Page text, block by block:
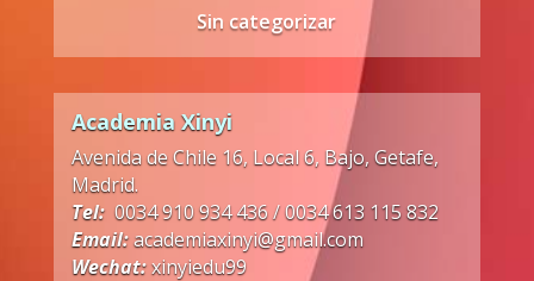
Sin categorizar
Academia Xinyi
Avenida de Chile 16, Local 6, Bajo, Getafe,
Madrid.
Tel: 0034 910 934 436 / 0034 613 115 832
Email:academiaxinyi@gmail.com
Wechat:xinyiedu99